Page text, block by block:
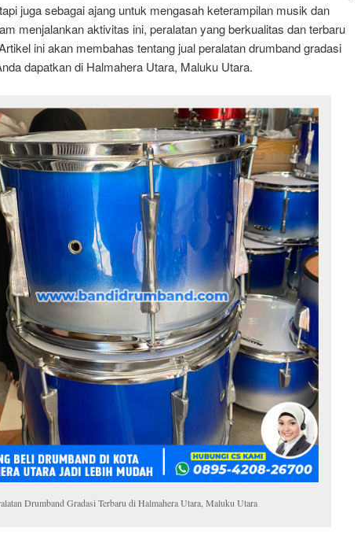
juga sebagai ajang untuk mengasah keterampilan musik dan
menjalankan aktivitas ini, peralatan yang berkualitas dan terbaru
ini akan membahas tentang jual peralatan drumband gradasi
dapatkan di Halmahera Utara, Maluku Utara.
Drumband Gradasi Terbaru di Halmahera Utara, Maluku Utara